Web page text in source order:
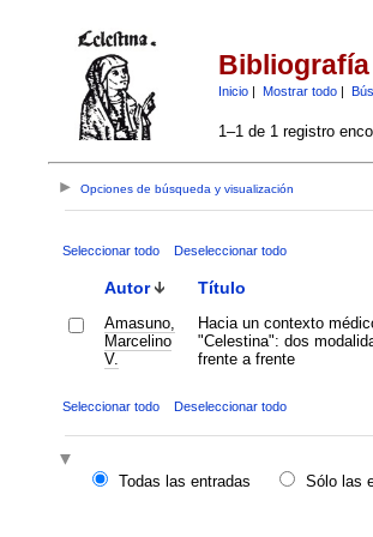
Inicio| Mostrar todo|
1–1 de 1 registro
Opciones de búsqueda y visualización
Seleccionar todo Deseleccionar todo
Autor Título
Amasuno,
Marcelino
V.
Hacia un contexto
"Celestina": dos
frente a frente
Seleccionar todo Deseleccionar todo
Todas las entradas
Sólo las